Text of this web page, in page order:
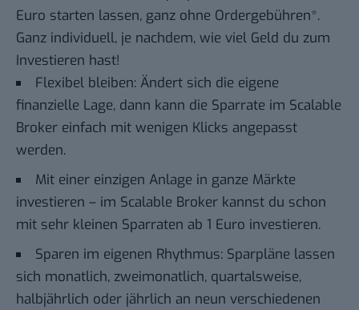
Euro starten lassen, ganz ohne Ordergebühren*.
Ganz individuell, je nachdem, wie viel Geld du zum
Investieren hast!
Flexibel bleiben: Ändert sich die eigene
finanzielle Lage, dann kann die Sparrate im Scalable
Broker einfach mit wenigen Klicks angepasst
werden.
Mit einer einzigen Anlage in ganze Märkte
investieren – im Scalable Broker kannst du schon
mit sehr kleinen Sparraten ab 1 Euro investieren.
Sparen im eigenen Rhythmus: Sparpläne lassen
sich monatlich, zweimonatlich, quartalsweise,
halbjährlich oder jährlich an neun verschiedenen